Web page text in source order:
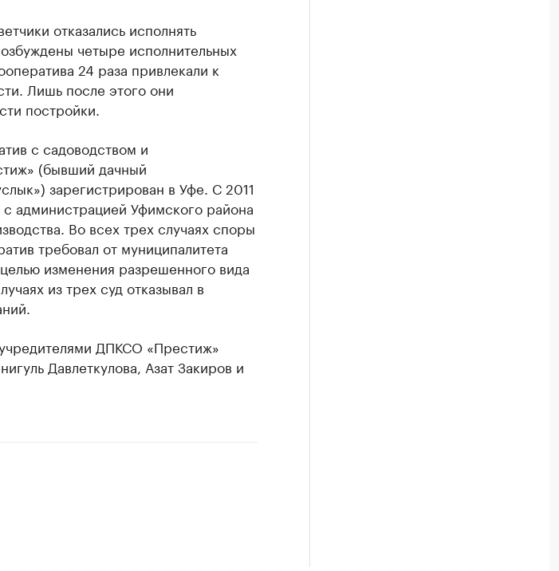
отказались исполнять
четыре исполнительных
24 раза привлекали к
Лишь после этого они
постройки.
с садоводством и
(бывший дачный
зарегистрирован в Уфе. С 2011
администрацией Уфимского района
Во всех трех случаях споры
требовал от муниципалитета
изменения разрешенного вида
из трех суд отказывал в
ДПКСО «Престиж»
Давлеткулова, Азат Закиров и